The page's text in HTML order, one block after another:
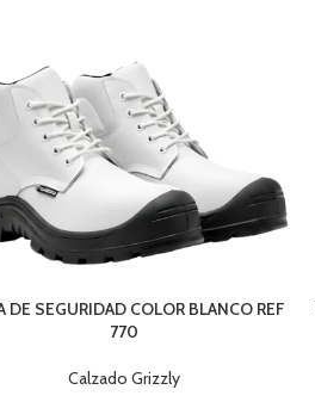
DE SEGURIDAD COLOR BLANCO REF
770
Calzado Grizzly